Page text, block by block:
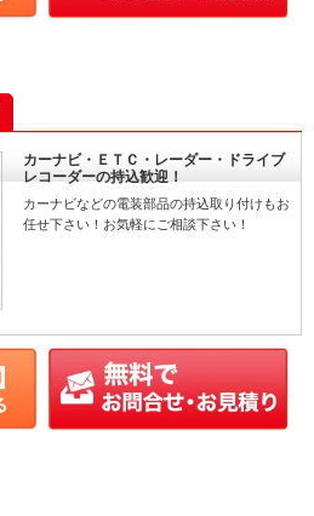
カーナビ・ＥＴＣ・レーダー・ドライブ
レコーダーの持込歓迎！
カーナビなどの電装部品の持込取り付けもお
任せ下さい！お気軽にご相談下さい！